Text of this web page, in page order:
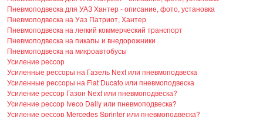
Пневмоподвеска для УАЗ Хантер - описание, фото, установка
Пневмоподвеска на Уаз Патриот, Хантер
Пневмоподвеска на легкий коммерческий транспорт
Пневмоподвеска на пикапы и внедорожники
Пневмоподвеска на микроавтобусы
Усиление рессор
Усиленные рессоры на Газель Next или пневмоподвеска
Усиленные рессоры на Fiat Ducato или пневмоподвеска
Усиление рессор Газон Next или пневмоподвеска?
Усиление рессор Iveco Daily или пневмоподвеска?
Усиление рессор Mercedes Sprinter или пневмоподвеска?